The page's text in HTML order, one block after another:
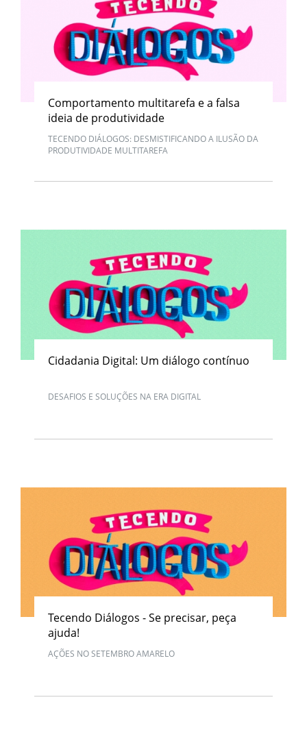
Comportamento multitarefa e a falsa
ideia de produtividade
TECENDO DIÁLOGOS: DESMISTIFICANDO A ILUSÃO DA
PRODUTIVIDADE MULTITAREFA
Cidadania Digital: Um diálogo contínuo
DESAFIOS E SOLUÇÕES NA ERA DIGITAL
Tecendo Diálogos - Se precisar, peça
ajuda!
AÇÕES NO SETEMBRO AMARELO